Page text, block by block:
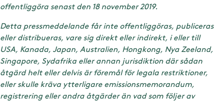
offentliggöra senast den 18 november 2019.
Detta pressmeddelande får inte offentliggöras, publiceras
eller distribueras, vare sig direkt eller indirekt, i eller till
USA, Kanada, Japan, Australien, Hongkong, Nya Zeeland,
Singapore, Sydafrika eller annan jurisdiktion där sådan
åtgärd helt eller delvis är föremål för legala restriktioner,
eller skulle kräva ytterligare emissionsmemorandum,
registrering eller andra åtgärder än vad som följer av